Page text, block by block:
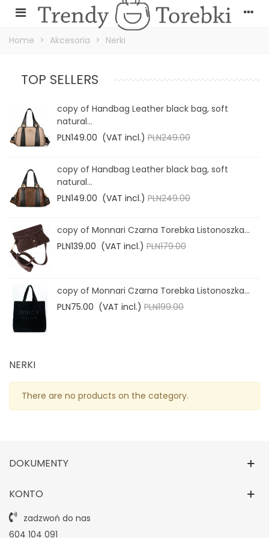
Home > Akcesoria > Nerki
TOP SELLERS
copy of Handbag Leather black bag, soft
natural...
PLN149.00 (VAT incl.) PLN249.00
copy of Handbag Leather black bag, soft
natural...
PLN149.00 (VAT incl.) PLN249.00
copy of Monnari Czarna Torebka Listonoszka...
PLN139.00 (VAT incl.) PLN179.00
copy of Monnari Czarna Torebka Listonoszka...
PLN75.00 (VAT incl.) PLN199.00
NERKI
There are no products on the category.
DOKUMENTY
KONTO
zadzwoń do nas
604 104 091